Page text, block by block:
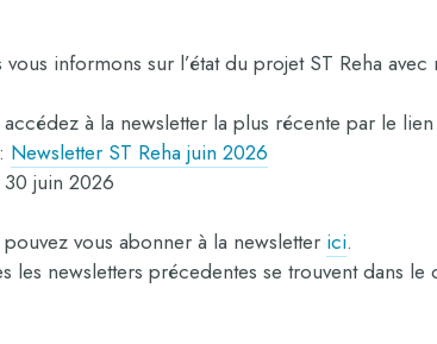
vous informons sur l’état du projet ST Reha avec
à la newsletter la plus récente par le lien
Newsletter ST Reha juin 2026
30 juin 2026
vous abonner à la newsletter ici.
les newsletters précedentes se trouvent dans le